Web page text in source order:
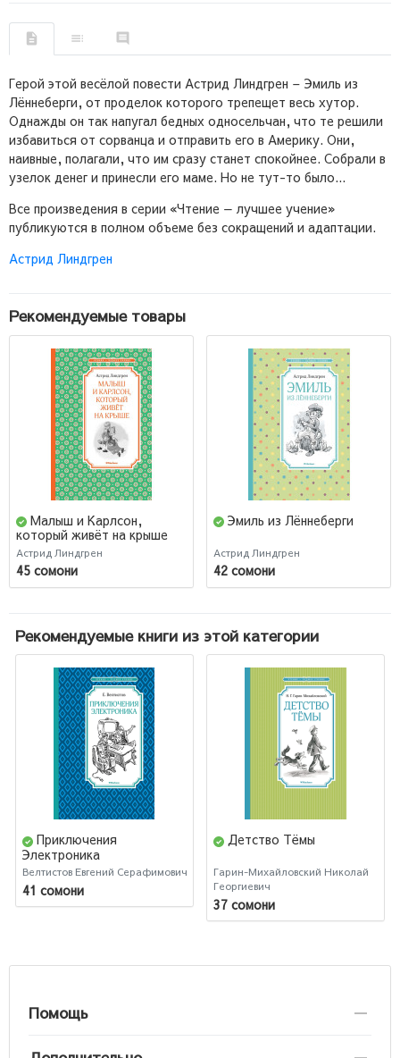
Герой этой весёлой повести Астрид Линдгрен – Эмиль из
Лённеберги, от проделок которого трепещет весь хутор.
Однажды он так напугал бедных односельчан, что те решили
избавиться от сорванца и отправить его в Америку. Они,
наивные, полагали, что им сразу станет спокойнее. Собрали в
узелок денег и принесли его маме. Но не тут-то было...
Все произведения в серии «Чтение — лучшее учение»
публикуются в полном объеме без сокращений и адаптации.
Астрид Линдгрен
Рекомендуемые товары
Малыш и Карлсон,
который живёт на крыше
Астрид Линдгрен
45 сомони
Эмиль из Лённеберги
Астрид Линдгрен
42 сомони
Рекомендуемые книги из этой категории
Приключения
Электроника
Велтистов Евгений Серафимович
41 сомони
Детство Тёмы
Гарин-Михайловский Николай
Георгиевич
37 сомони
Помощь